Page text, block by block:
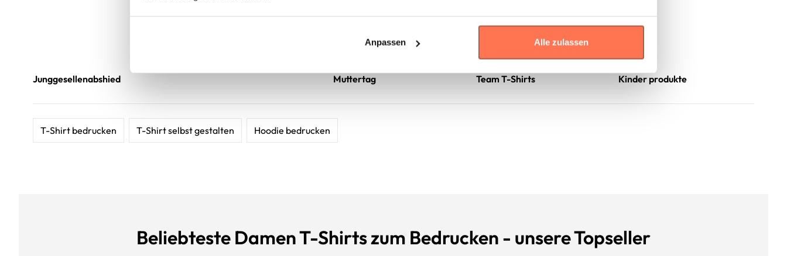
Anpassen Alle zulassen
Junggesellenabshied Muttertag Team T-Shirts Kinder produkte
T-Shirt bedrucken T-Shirt selbst gestalten Hoodie bedrucken
Beliebteste Damen T-Shirts zum Bedrucken - unsere Topseller